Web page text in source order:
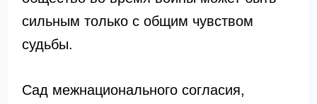
сильным только с общим чувством
судьбы.
Сад межнационального согласия,